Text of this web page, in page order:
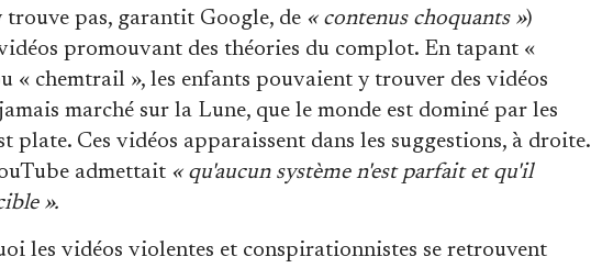
trouve pas, garantit Google, de « contenus choquants »)
promouvant des théories du complot. En tapant «
« chemtrail », les enfants pouvaient y trouver des vidéos
marché sur la Lune, que le monde est dominé par les
plate. Ces vidéos apparaissent dans les suggestions, à droite.
admettait « qu'aucun système n'est parfait et qu'il
».
les vidéos violentes et conspirationnistes se retrouvent